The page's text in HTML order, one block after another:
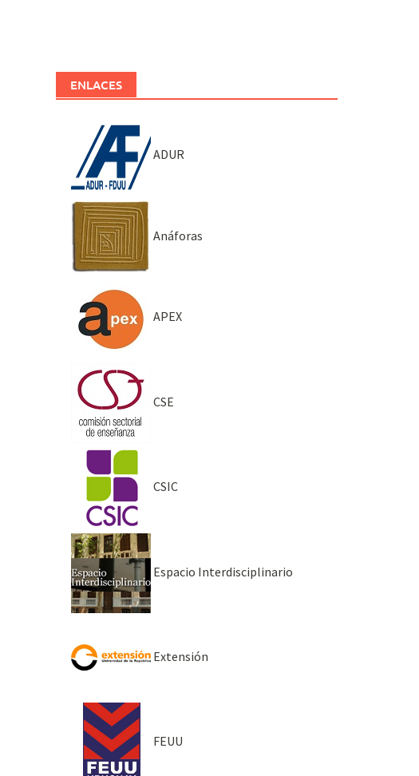
ENLACES
ADUR
Anáforas
APEX
CSE
CSIC
Espacio Interdisciplinario
Extensión
FEUU